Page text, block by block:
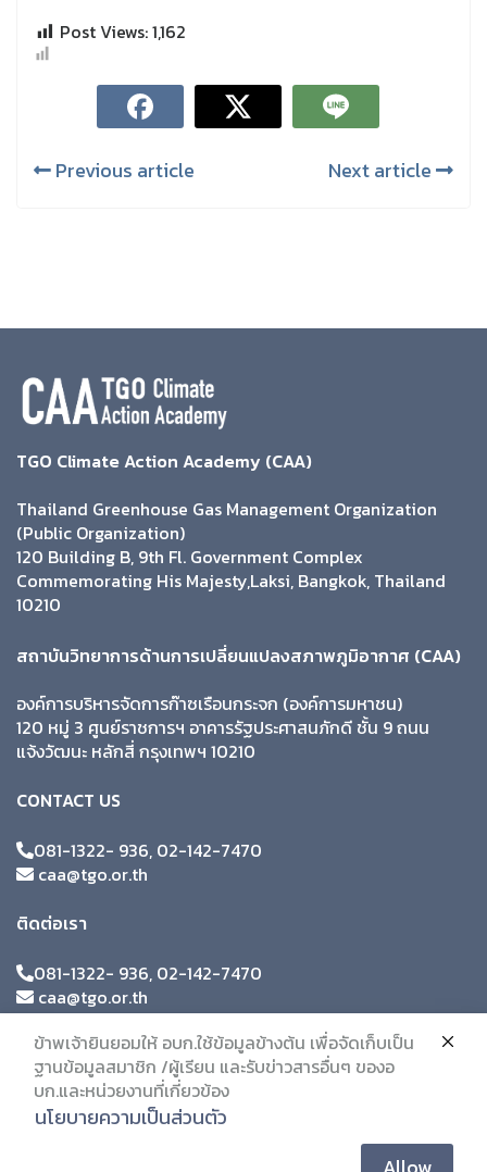
Post Views:1,162
Previous article Next article
TGO Climate Action Academy (CAA)
Thailand Greenhouse Gas Management Organization
(Public Organization)
120 Building B, 9th Fl. Government Complex
Commemorating His Majesty,Laksi, Bangkok, Thailand
10210
สถาบันวิทยาการด้านการเปลี่ยนแปลงสภาพภูมิอากาศ (CAA)
องค์การบริหารจัดการก๊าซเรือนกระจก (องค์การมหาชน)
120 หมู่ 3 ศูนย์ราชการฯ อาคารรัฐประศาสนภักดี ชั้น 9 ถนน
แจ้งวัฒนะ หลักสี่ กรุงเทพฯ 10210
CONTACT US
081-1322- 936, 02-142-7470
caa@tgo.or.th
ติดต่อเรา
081-1322- 936, 02-142-7470
caa@tgo.or.th
ข้าพเจ้ายินยอมให้ อบก.ใช้ข้อมูลข้างต้น เพื่อจัดเก็บเป็น
ฐานข้อมูลสมาชิก /ผู้เรียน และรับข่าวสารอื่นๆ ของอ
บก.และหน่วยงานที่เกี่ยวข้อง
นโยบายความเป็นส่วนตัว